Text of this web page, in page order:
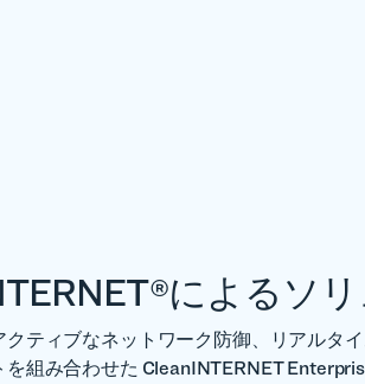
によるソ
クティブなネットワーク防御、リアルタ
組み合わせた CleanINTERNET